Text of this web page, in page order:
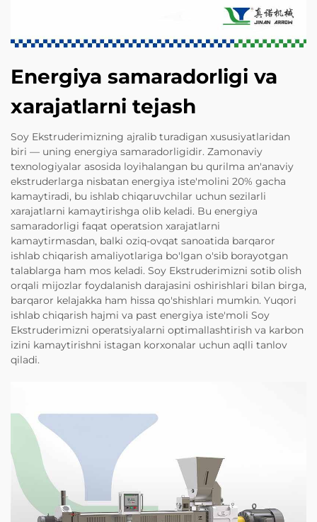
Energiya samaradorligi va
xarajatlarni tejash
Soy Ekstruderimizning ajralib turadigan xususiyatlaridan
biri — uning energiya samaradorligidir. Zamonaviy
texnologiyalar asosida loyihalangan bu qurilma an'anaviy
ekstruderlarga nisbatan energiya iste'molini 20% gacha
kamaytiradi, bu ishlab chiqaruvchilar uchun sezilarli
xarajatlarni kamaytirishga olib keladi. Bu energiya
samaradorligi faqat operatsion xarajatlarni
kamaytirmasdan, balki oziq-ovqat sanoatida barqaror
ishlab chiqarish amaliyotlariga bo'lgan o'sib borayotgan
talablarga ham mos keladi. Soy Ekstruderimizni sotib olish
orqali mijozlar foydalanish darajasini oshirishlari bilan birga,
barqaror kelajakka ham hissa qo'shishlari mumkin. Yuqori
ishlab chiqarish hajmi va past energiya iste'moli Soy
Ekstruderimizni operatsiyalarni optimallashtirish va karbon
izini kamaytirishni istagan korxonalar uchun aqlli tanlov
qiladi.